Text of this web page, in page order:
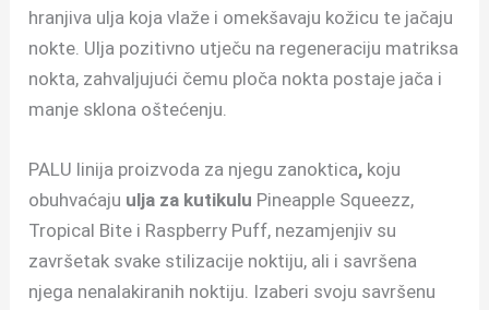
hranjiva ulja koja vlaže i omekšavaju kožicu te jačaju
nokte. Ulja pozitivno utječu na regeneraciju matriksa
nokta, zahvaljujući čemu ploča nokta postaje jača i
manje sklona oštećenju.
PALU linija proizvoda za njegu zanoktica, koju
obuhvaćaju ulja za kutikulu Pineapple Squeezz,
Tropical Bite i Raspberry Puff, nezamjenjiv su
završetak svake stilizacije noktiju, ali i savršena
njega nenalakiranih noktiju. Izaberi svoju savršenu